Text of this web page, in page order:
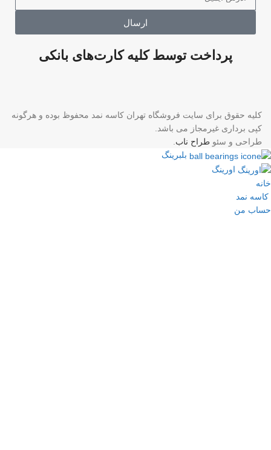
ارسال
پرداخت توسط کلیه کارت‌های بانکی
کلیه حقوق برای سایت فروشگاه تهران کاسه نمد محفوظ بوده و هرگونه
کپی برداری غیرمجاز می باشد.
طراحی و سئو طراح ناب.
بلبرینگ
اورینگ
خانه
کاسه نمد
حساب من